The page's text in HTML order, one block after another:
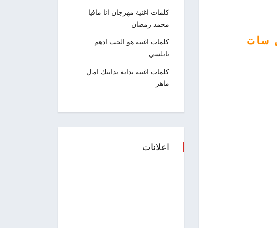
كلمات اغنية مهرجان انا مافيا
محمد رمضان
كلمات اغنية هو الحب ادهم
نابلسي
كلمات اغنية بداية بدايتك امال
ماهر
اعلانات